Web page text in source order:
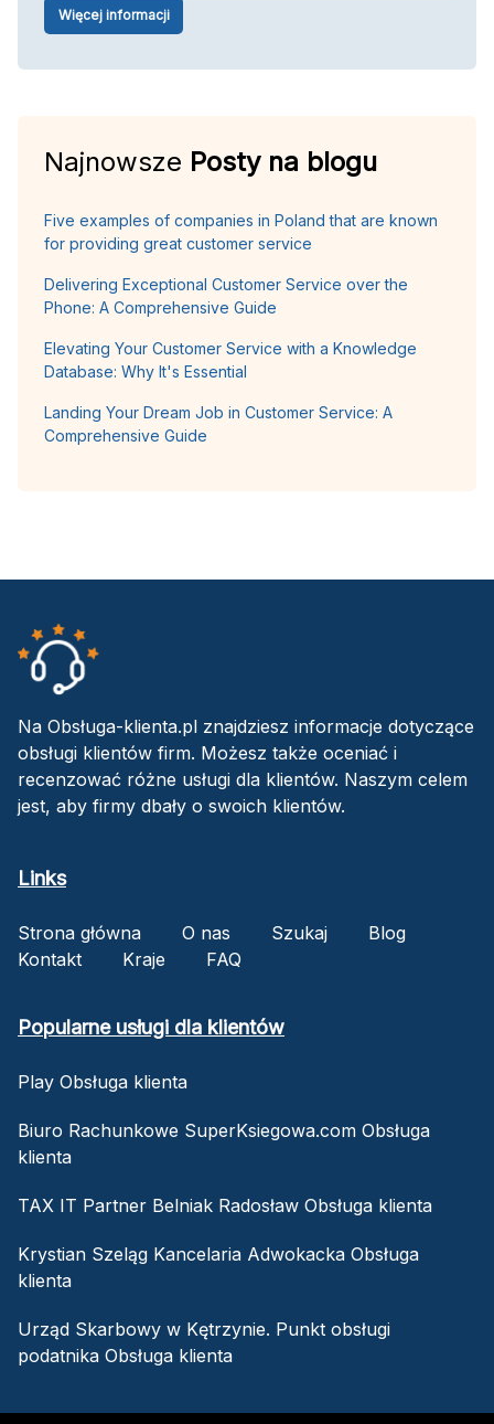
Więcej informacji
Najnowsze Posty na blogu
Five examples of companies in Poland that are known
for providing great customer service
Delivering Exceptional Customer Service over the
Phone: A Comprehensive Guide
Elevating Your Customer Service with a Knowledge
Database: Why It's Essential
Landing Your Dream Job in Customer Service: A
Comprehensive Guide
Na Obsługa-klienta.pl znajdziesz informacje dotyczące
obsługi klientów firm. Możesz także oceniać i
recenzować różne usługi dla klientów. Naszym celem
jest, aby firmy dbały o swoich klientów.
Links
Strona główna O nas Szukaj
Blog
Kontakt
Kraje FAQ
Popularne usługi dla klientów
Play Obsługa klienta
Biuro Rachunkowe SuperKsiegowa.com Obsługa
klienta
TAX IT Partner Belniak Radosław Obsługa klienta
Krystian Szeląg Kancelaria Adwokacka Obsługa
klienta
Urząd Skarbowy w Kętrzynie. Punkt obsługi
podatnika Obsługa klienta